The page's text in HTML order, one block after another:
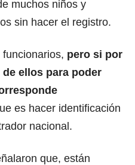
muchos niños y
sin hacer el registro.
funcionarios, pero si por
ellos para poder
es hacer identificación
nacional.
que, están